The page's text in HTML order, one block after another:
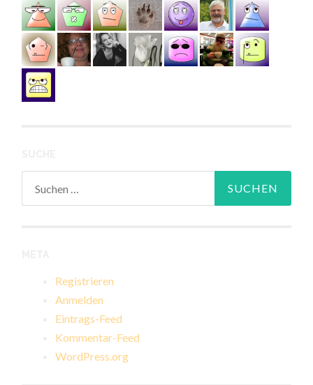
Registrieren
Anmelden
Eintrags-Feed
Kommentar-Feed
WordPress.org